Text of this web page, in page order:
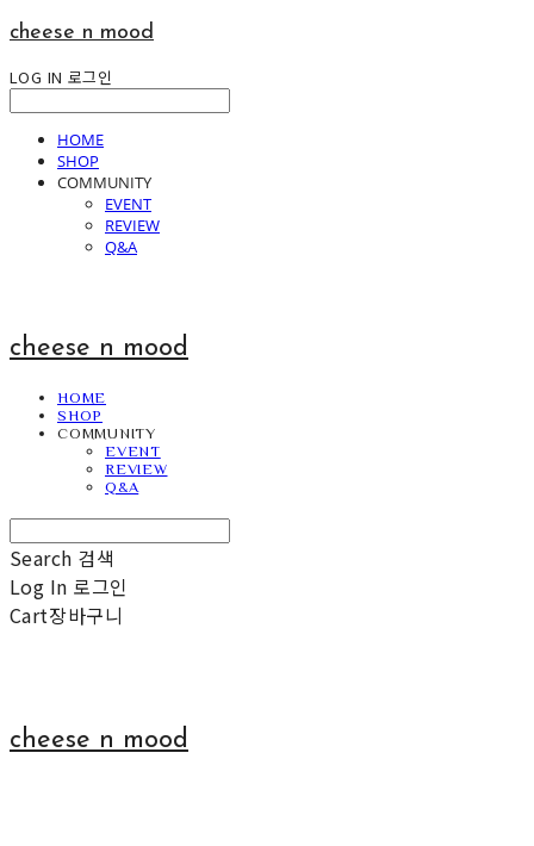
cheese n mood
LOG IN 로그인
HOME
SHOP
COMMUNITY
EVENT
REVIEW
Q&A
cheese n mood
HOME
SHOP
COMMUNITY
EVENT
REVIEW
Q&A
Search 검색
Log In 로그인
Cart장바구니
cheese n mood